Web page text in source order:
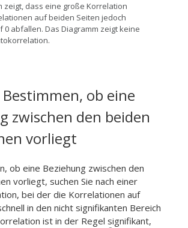
zeigt, dass eine große Korrelation
auf beiden Seiten jedoch
0 abfallen. Das Diagramm zeigt keine
ob eine
zwischen den beiden
vorliegt
ob eine Beziehung zwischen den
vorliegt, suchen Sie nach einer
bei der die Korrelationen auf
in den nicht signifikanten Bereich
ist in der Regel signifikant,